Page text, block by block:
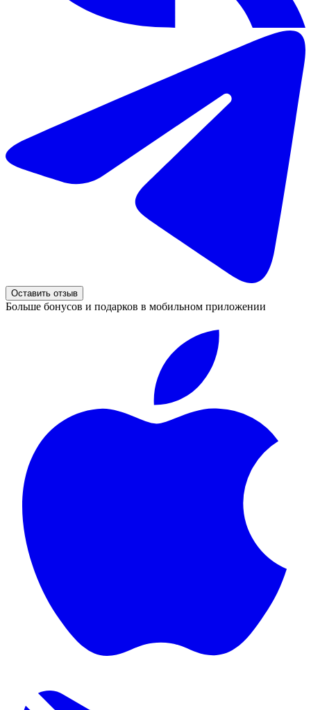
Оставить отзыв
Больше бонусов и подарков в мобильном приложении